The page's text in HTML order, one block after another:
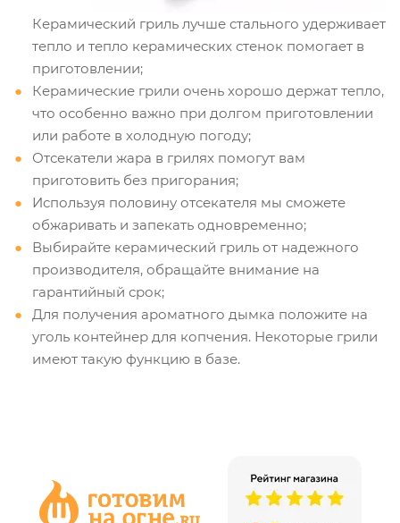
Керамический гриль лучше стального удерживает
тепло и тепло керамических стенок помогает в
приготовлении;
Керамические грили очень хорошо держат тепло,
что особенно важно при долгом приготовлении
или работе в холодную погоду;
Отсекатели жара в грилях помогут вам
приготовить без пригорания;
Используя половину отсекателя мы сможете
обжаривать и запекать одновременно;
Выбирайте керамический гриль от надежного
производителя, обращайте внимание на
гарантийный срок;
Для получения ароматного дымка положите на
уголь контейнер для копчения. Некоторые грили
имеют такую функцию в базе.